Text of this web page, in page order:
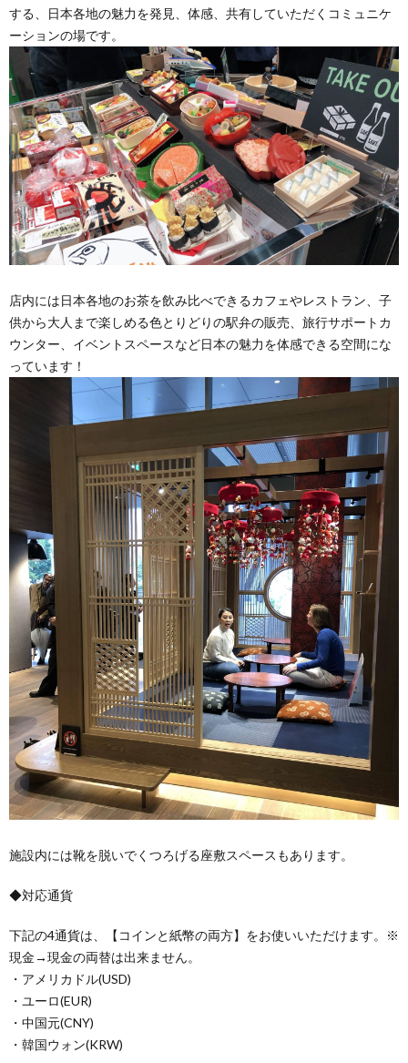
する、日本各地の魅力を発見、体感、共有していただくコミュニケ
ーションの場です。
店内には日本各地のお茶を飲み比べできるカフェやレストラン、子
供から大人まで楽しめる色とりどりの駅弁の販売、旅行サポートカ
ウンター、イベントスペースなど日本の魅力を体感できる空間にな
っています！
施設内には靴を脱いでくつろげる座敷スペースもあります。
◆対応通貨
下記の4通貨は、【コインと紙幣の両方】をお使いいただけます。※
現金→現金の両替は出来ません。
・アメリカドル(USD)
・ユーロ(EUR)
・中国元(CNY)
・韓国ウォン(KRW)